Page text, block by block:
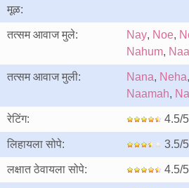
मूळ:
तत्सम आवाज मुले: Nay, Noe,
Nahum,
तत्सम आवाज मुली: Nana, Neha,
Naamah,
रेटिंग: 4.5/5
लिहायला सोपे: 3.5/5
लक्षात ठेवायला सोपे: 4.5/5